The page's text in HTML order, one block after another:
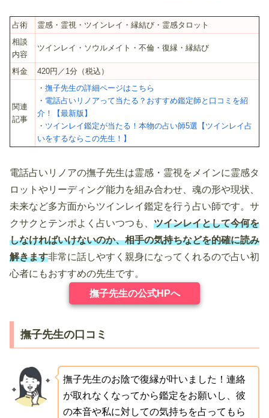
占術
霊感・霊視・ツインレイ・縁結び・霊感タロット
相談
内容
ツインレイ・ソウルメイト・不倫・復縁・縁結び
料金 420円／1分（税込）
関連
記事
・ 撫子先生の詳細ページはこちら
・ 電話占いリノアって当たる？おすすめ鑑定師と口コミを紹
介！【最新版】
・ ツインレイ鑑定が当たる！本物の占い師5選【ツインレイ占
いをするならこの先生！】
電話占いリノアの撫子先生は霊感・霊視をメインに霊感タ
ロットやリーディング能力を組み合わせ、魂の形や現状、
未来など多方面からツインレイ鑑定を行う占い師です。サ
クサクとテンポよく占いつつも、 ツインレイとして今何を
しなければいけないのか、相手の気持ちなどを的確に読み
解きます非常に話しやすく親身になってくれるので占い初
心者にもおすすめの先生です。
撫子先生の公式HPへ
撫子先生の口コミ
撫子先生のお陰で復縁が叶いました！連絡
が取れなくなってから鑑定をお願いし、彼
の本音や私に対しての気持ちを占ってもら